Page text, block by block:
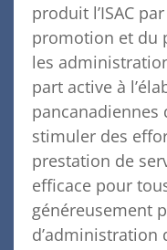
produit l’ISAC
promotion et du
les
part active à
stimuler des
prestation de
efficace pour
généreusement
d’administration